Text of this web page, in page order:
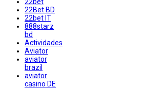
22bet
22Bet BD
22bet IT
888starz
bd
Actividades
Aviator
aviator
brazil
aviator
casino DE